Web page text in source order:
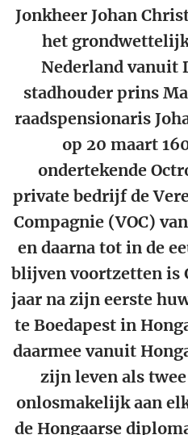
Jonkheer Johan
het
Nederland vanuit
stadhouder prins
raadspensionaris
op 20 maart
ondertekende
private bedrijf de
Compagnie (VOC)
en daarna tot in de
blijven voortzetten is
jaar na zijn eerste
te Boedapest in
daarmee vanuit
zijn leven als
onlosmakelijk aan
de Hongaarse